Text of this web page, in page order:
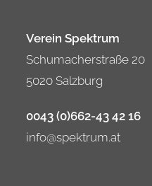
Verein Spektrum
Schumacherstraße 20
5020 Salzburg
0043 (0)662-43 42 16
info@spektrum.at